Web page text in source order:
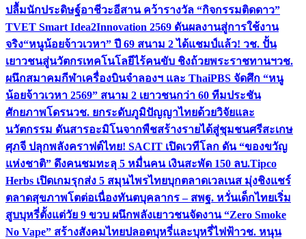
ปลื้มนักประดิษฐ์อาชีวะอีสาน คว้ารางวัล “กิจกรรมติดดาว”
TVET Smart Idea2Innovation 2569 ดันผลงานสู่การใช้งาน
จริง“หนูน้อยจ้าวเวหา” ปี 69 สนาม 2 ได้แชมป์แล้ว! วช. ปั้น
เยาวชนสู่นวัตกรเทคโนโลยีไร้คนขับ ชิงถ้วยพระราชทานฯวช.
ผนึกสมาคมกีฬาเครื่องบินจำลองฯ และ ThaiPBS จัดศึก “หนู
น้อยจ้าวเวหา 2569” สนาม 2 เยาวชนกว่า 60 ทีมประชัน
ศักยภาพโดรนวช. ยกระดับภูมิปัญญาไทยด้วยวิจัยและ
นวัตกรรม ดันสารอะมิโนจากพืชสร้างรายได้สู่ชุมชนศรีสะเกษ
ศุภจี ปลุกพลังคราฟต์ไทย! SACIT เปิดเวทีโลก ดัน “ของขวัญ
แห่งชาติ” ดึงคนชมทะลุ 5 หมื่นคน เงินสะพัด 150 ลบ.Tipco
Herbs เปิดเกมรุกส่ง 5 สมุนไพรไทยบุกตลาดเวลเนส มุ่งชิงแชร์
ตลาดสุขภาพโตต่อเนื่องทันตบุคลากร – สพฐ. หวั่นเด็กไทยเริ่ม
สูบบุหรี่ตั้งแต่วัย 9 ขวบ ผนึกพลังเยาวชนจัดงาน “Zero Smoke
No Vape” สร้างสังคมไทยปลอดบุหรี่และบุหรี่ไฟฟ้าวช. หนุน